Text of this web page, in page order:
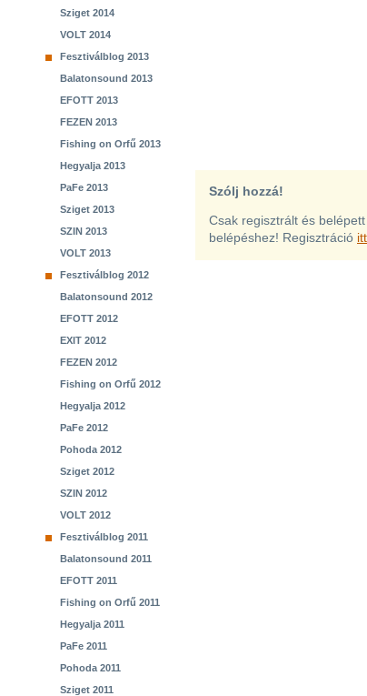
Sziget 2014
VOLT 2014
Fesztiválblog 2013
Balatonsound 2013
EFOTT 2013
FEZEN 2013
Fishing on Orfű 2013
Hegyalja 2013
PaFe 2013
Sziget 2013
SZIN 2013
VOLT 2013
Fesztiválblog 2012
Balatonsound 2012
EFOTT 2012
EXIT 2012
FEZEN 2012
Fishing on Orfű 2012
Hegyalja 2012
PaFe 2012
Pohoda 2012
Sziget 2012
SZIN 2012
VOLT 2012
Fesztiválblog 2011
Balatonsound 2011
EFOTT 2011
Fishing on Orfű 2011
Hegyalja 2011
PaFe 2011
Pohoda 2011
Sziget 2011
Szólj hozzá!
Csak regisztrált és
belépéshez! Regisztráció itt